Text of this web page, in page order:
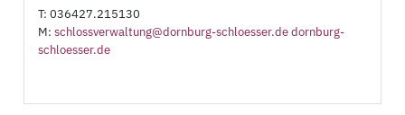
T: 036427.215130
M:schlossverwaltung@dornburg-schloesser.de dornburg-
schloesser.de